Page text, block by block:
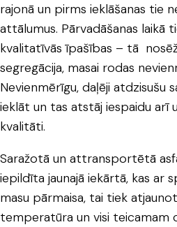
rajonā un pirms ieklāšanas tie
attālumus. Pārvadāšanas laikā
kvalitatīvās īpašības – tā
segregācija, masai rodas
Nevienmērīgu, daļēji atdzisušu
ieklāt un tas atstāj iespaidu arī
kvalitāti.
Saražotā un attransportētā
iepildīta jaunajā iekārtā, kas ar
masu pārmaisa, tai tiek
temperatūra un visi teicamam